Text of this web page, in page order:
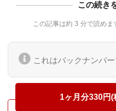
この続き
この記事は約 3 分で読め
これはバックナンバ
1ヶ月分330円(